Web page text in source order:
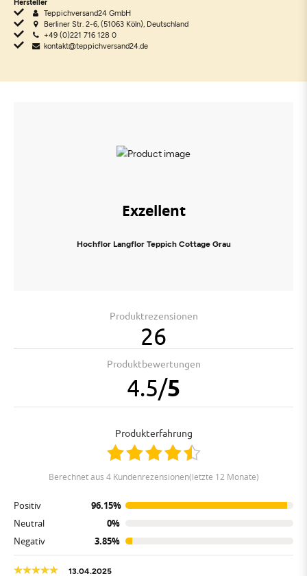
Teppichversand24 GmbH
Berliner Str. 2-6, (51063 Köln), Deutschland
+49 (0)221 716 128 0
kontakt@teppichversand24.de
Exzellent
Hochflor Langflor Teppich Cottage Grau
Produktrezensionen
26
Produktbewertungen
4.5/5
Produkterfahrung
berechnet aus 4 Kundenrezensionen(letzte 12 Monate)
Positiv
96.15%
Neutral
0%
Negativ
3.85%
13.04.2025